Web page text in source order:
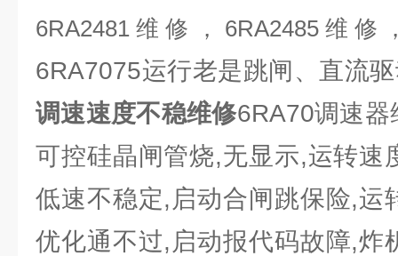
6RA2481 维修， 6RA2485维修
6RA7075运行老是跳闸、直流
调速速度不稳维修6RA70调速
可控硅晶闸管烧,无显示,运转速
低速不稳定,启动合闸跳保险,运
优化通不过,启动报代码故障,炸